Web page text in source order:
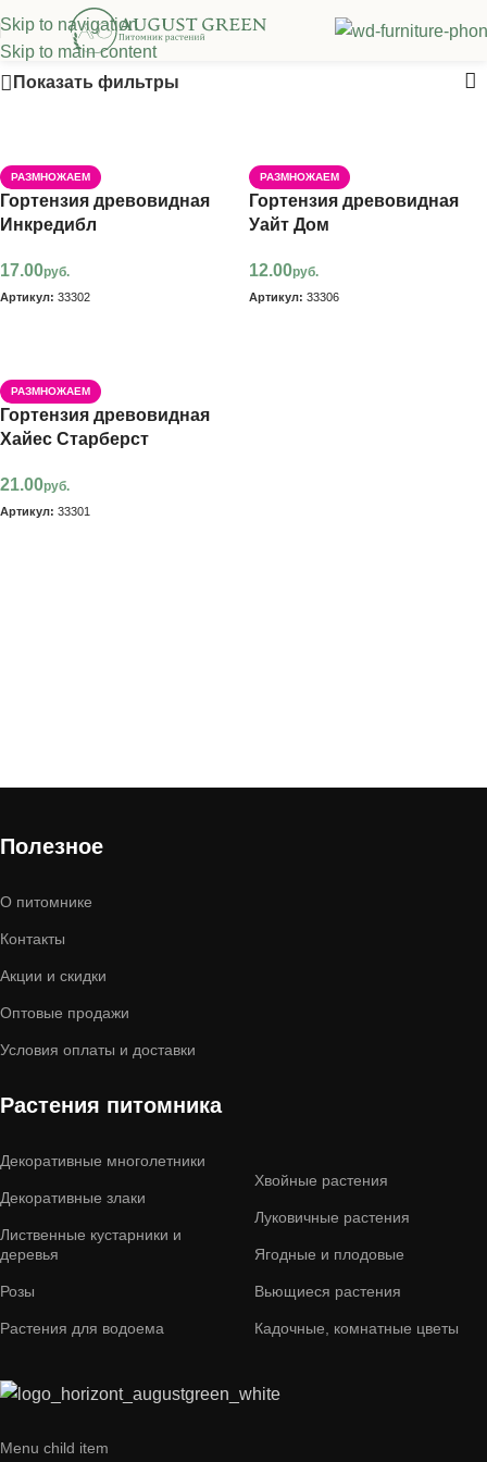
Skip to navigation
Skip to main content
Древовидные гортензии
Показать фильтры
РАЗМНОЖАЕМ
Гортензия древовидная
Инкредибл
17.00руб.
Артикул: 33302
РАЗМНОЖАЕМ
Гортензия древовидная
Уайт Дом
12.00руб.
Артикул: 33306
РАЗМНОЖАЕМ
Гортензия древовидная
Хайес Старберст
21.00руб.
Артикул: 33301
Полезное
О питомнике
Контакты
Акции и скидки
Оптовые продажи
Условия оплаты и доставки
Растения питомника
Декоративные многолетники
Декоративные злаки
Лиственные кустарники и
деревья
Розы
Растения для водоема
Хвойные растения
Луковичные растения
Ягодные и плодовые
Вьющиеся растения
Кадочные, комнатные цветы
Menu child item